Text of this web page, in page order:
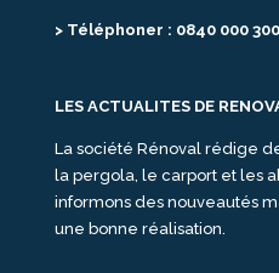
> Téléphoner : 0840 000 300
LES ACTUALITES DE
La société Rénoval rédige
la pergola, le carport et les
informons des nouveautés
une bonne réalisation.